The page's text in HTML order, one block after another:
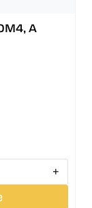
A
+